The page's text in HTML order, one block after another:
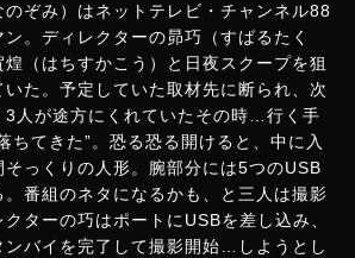
ぞみ）はネットテレビ・チャンネル88
。ディレクターの昴巧（すばるたく
（はちすかこう）と日夜スクープを狙
た。予定していた取材先に断られ、次
3人が途方にくれていたその時…行く手
ちてきた”。恐る恐る開けると、中に入
っくりの人形。腕部分には5つのUSB
番組のネタになるかも、と三人は撮影
ターの巧はポートにUSBを差し込み、
ンバイを完了して撮影開始…しようとし